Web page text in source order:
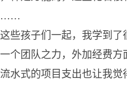
……
孩子们一起，我学到了很
个团队之力，外加经费
水式的项目支出也让我